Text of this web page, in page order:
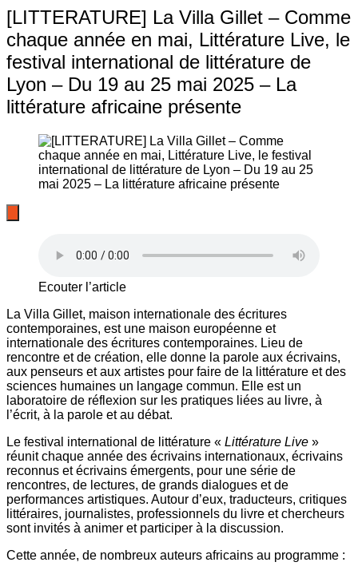
[LITTERATURE] La Villa Gillet – Comme
chaque année en mai, Littérature Live, le
festival international de littérature de
Lyon – Du 19 au 25 mai 2025 – La
littérature africaine présente
Ecouter l’article
La Villa Gillet, maison internationale des écritures
contemporaines, est une maison européenne et
internationale des écritures contemporaines. Lieu de
rencontre et de création, elle donne la parole aux écrivains,
aux penseurs et aux artistes pour faire de la littérature et des
sciences humaines un langage commun. Elle est un
laboratoire de réflexion sur les pratiques liées au livre, à
l’écrit, à la parole et au débat.
Le festival international de littérature « Littérature Live »
réunit chaque année des écrivains internationaux, écrivains
reconnus et écrivains émergents, pour une série de
rencontres, de lectures, de grands dialogues et de
performances artistiques. Autour d’eux, traducteurs, critiques
littéraires, journalistes, professionnels du livre et chercheurs
sont invités à animer et participer à la discussion.
Cette année, de nombreux auteurs africains au programme :